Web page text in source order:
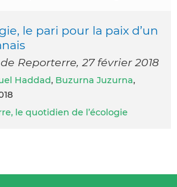
le pari pour la paix d’un
Reporterre, 27 février 2018
Haddad, Buzurna Juzurna,
le quotidien de l’écologie